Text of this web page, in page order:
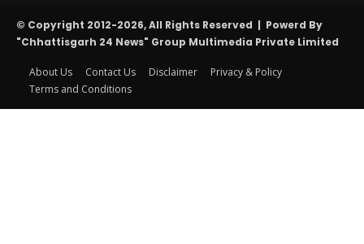
© Copyright 2012-2026, All Rights Reserved | Powerd By
"Chhattisgarh 24 News" Group Multimedia Private Limited
About Us Contact Us Disclaimer
Privacy & Policy
Terms and Conditions